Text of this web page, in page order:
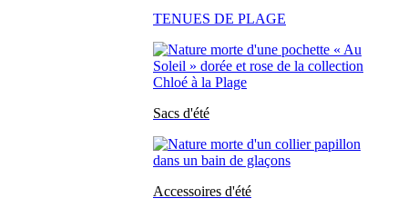
TENUES DE PLAGE
Sacs d'été
Accessoires d'été